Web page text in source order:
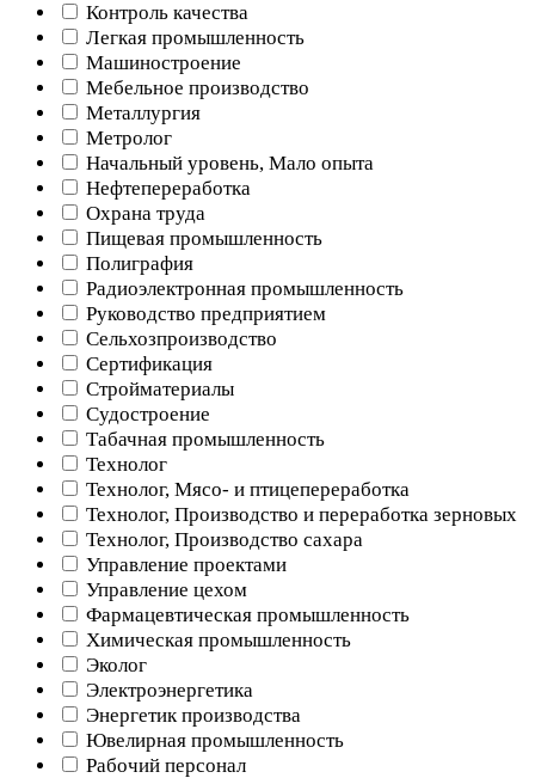
Контроль качества
Легкая промышленность
Машиностроение
Мебельное производство
Металлургия
Метролог
Начальный уровень, Мало опыта
Нефтепереработка
Охрана труда
Пищевая промышленность
Полиграфия
Радиоэлектронная промышленность
Руководство предприятием
Сельхозпроизводство
Сертификация
Стройматериалы
Судостроение
Табачная промышленность
Технолог
Технолог, Мясо- и птицепереработка
Технолог, Производство и переработка зерновых
Технолог, Производство сахара
Управление проектами
Управление цехом
Фармацевтическая промышленность
Химическая промышленность
Эколог
Электроэнергетика
Энергетик производства
Ювелирная промышленность
Рабочий персонал